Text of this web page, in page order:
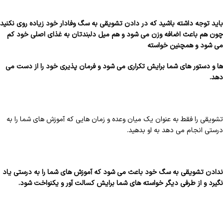
باید توجه داشته باشید که در دادن تشویقی به سگ وفادار خود زیاده روی نکنید
چون هم باعث اضافه وزن می شود و هم میل دلبندتان به غذای اصلی خود کم
می شود و همچنین خواسته
ها و دستور های شما برایش تکراری می شود و فرمان پذیری خود را از دست می
دهد.
تشویقی را فقط به عنوان یک میان وعده و زمان هایی که آموزش های شما را به
درستی انجام می دهد به او بدهید.
ندادن تشویقی به سگ خود باعث می شود که آموزش های شما را به درستی یاد
نگیرد و از طرفی دیگر خواسته های شما برایش کسالت آور و یکنواخت شود.